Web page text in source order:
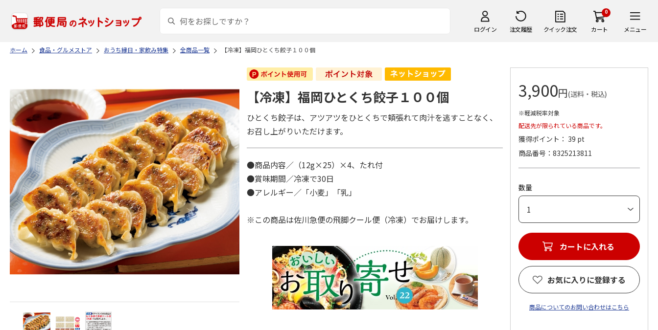
ログイン 注文履歴 クイック注文
0
カート メニュー
ホーム 食品・グルメストア おうち縁日・家飲み特集 全商品一覧 【冷凍】福岡ひとくち餃子１００個
【冷凍】福岡ひとくち餃子１００個
ひとくち餃子は、アツアツをひとくちで頬張れて肉汁を逃すことなく、
お召し上がりいただけます。
●商品内容／（12g×25）×4、たれ付
●賞味期間／冷凍で30日
●アレルギー／「小麦」「乳」
※この商品は佐川急便の飛脚クール便（冷凍）でお届けします。
3,900円(送料・税込)
※軽減税率対象
配送先が限られている商品です。
獲得ポイント： 39 pt
商品番号
8325213811
数量
カートに入れる
お気に入りに登録する
商品についてのお問い合わせはこちら